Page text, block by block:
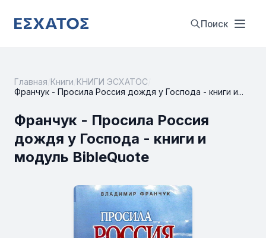
Поиск
Главная Книги КНИГИ ЭСХАТОС
Франчук - Просила Россия дождя у Господа - книги и...
Франчук - Просила Россия
дождя у Господа - книги и
модуль BibleQuote